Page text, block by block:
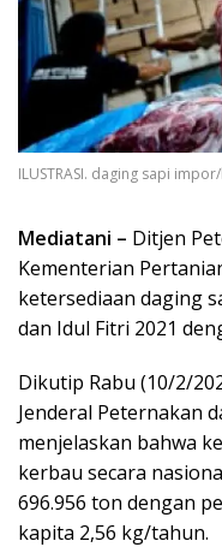
ILUSTRASI. daging sapi
Mediatani – Ditjen
Kementerian
ketersediaan daging
dan Idul Fitri 2021
Dikutip Rabu (10/2/
Jenderal Peternakan
menjelaskan bahwa
kerbau secara
696.956 ton dengan
kapita 2,56 kg/tahun.